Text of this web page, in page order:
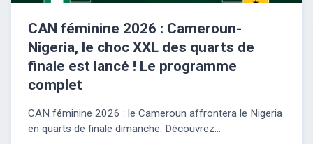
CAN féminine 2026 : Cameroun-
Nigeria, le choc XXL des quarts de
finale est lancé ! Le programme
complet
CAN féminine 2026 : le Cameroun affrontera le Nigeria
en quarts de finale dimanche. Découvrez...